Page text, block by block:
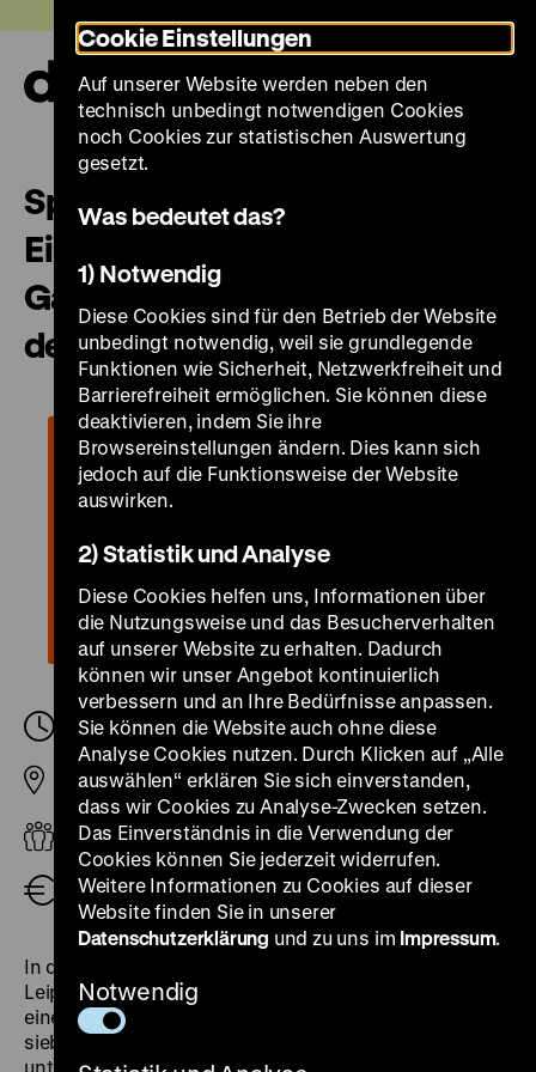
zum
Seiteninhalt
springen
Spielentwicklung im Museum:
Ein Blick hinter die Kulissen der
Gamestation „Herbst 89 – Auf
den Straßen von Leipzig“
Samstag, 21. Januar 2023, 12.00-12.30 Uhr
Pei-Bau
Erwachsene
Eintritt frei
In der Gamestation „Herbst 89 – Auf den Straßen von
Leipzig“ haben die Besucher*innen die Möglichkeit, in
einer interaktiven Graphic Novel in die Rolle von
sieben Personen zu schlüpfen und aus sehr
unterschiedlichen Perspektiven einen historischen
Cookie Einstellungen
Auf unserer Website werden neben den
technisch unbedingt notwendigen Cookies
noch Cookies zur statistischen Auswertung
gesetzt.
Was bedeutet das?
1) Notwendig
Diese Cookies sind für den Betrieb der Website
unbedingt notwendig, weil sie grundlegende
Funktionen wie Sicherheit, Netzwerkfreiheit und
Barrierefreiheit ermöglichen. Sie können diese
deaktivieren, indem Sie ihre
Browsereinstellungen ändern. Dies kann sich
jedoch auf die Funktionsweise der Website
auswirken.
2) Statistik und Analyse
Diese Cookies helfen uns, Informationen über
die Nutzungsweise und das Besucherverhalten
auf unserer Website zu erhalten. Dadurch
können wir unser Angebot kontinuierlich
verbessern und an Ihre Bedürfnisse anpassen.
Sie können die Website auch ohne diese
Analyse Cookies nutzen. Durch Klicken auf „Alle
auswählen“ erklären Sie sich einverstanden,
dass wir Cookies zu Analyse-Zwecken setzen.
Das Einverständnis in die Verwendung der
Cookies können Sie jederzeit widerrufen.
Weitere Informationen zu Cookies auf dieser
Website finden Sie in unserer
Datenschutzerklärung und zu uns im Impressum.
Notwendig